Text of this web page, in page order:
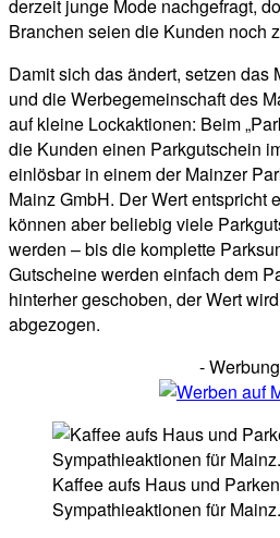
derzeit junge Mode nachgefragt,
Branchen seien die Kunden noch
Damit sich das ändert, setzen das
und die Werbegemeinschaft des
auf kleine Lockaktionen: Beim
die Kunden einen Parkgutschein
einlösbar in einem der Mainzer
Mainz GmbH. Der Wert entspricht
können aber beliebig viele
werden – bis die komplette
Gutscheine werden einfach dem
hinterher geschoben, der Wert
abgezogen.
-
Kaffee aufs Haus und
Sympathieaktionen für